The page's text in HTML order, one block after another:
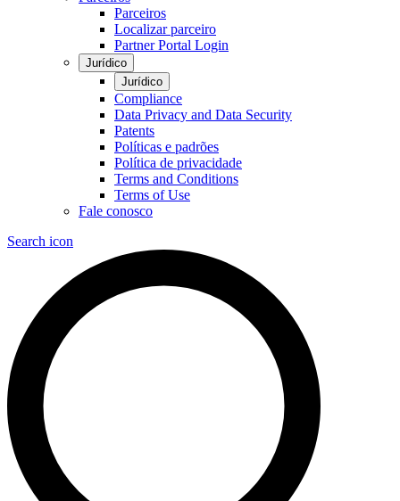
Parceiros
Localizar parceiro
Partner Portal Login
Jurídico
Jurídico
Compliance
Data Privacy and Data Security
Patents
Políticas e padrões
Política de privacidade
Terms and Conditions
Terms of Use
Fale conosco
Search icon